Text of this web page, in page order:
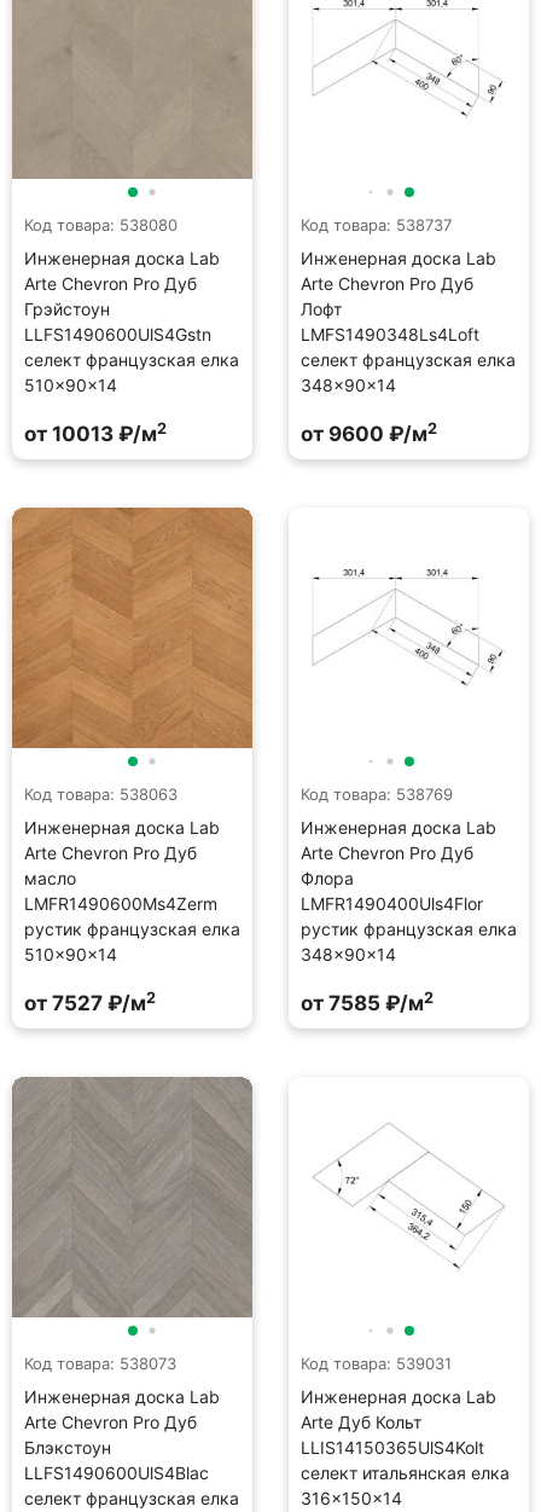
Код товара: 538080
Инженерная доска Lab
Arte Chevron Pro Дуб
Грэйстоун
LLFS1490600UlS4Gstn
селект французская елка
510×90×14
от 10013 ₽/м2
Код товара: 538737
Инженерная доска Lab
Arte Chevron Pro Дуб
Лофт
LMFS1490348Ls4Loft
селект французская елка
348×90×14
от 9600 ₽/м2
Код товара: 538063
Инженерная доска Lab
Arte Chevron Pro Дуб
масло
LMFR1490600Ms4Zerm
рустик французская елка
510×90×14
от 7527 ₽/м2
Код товара: 538769
Инженерная доска Lab
Arte Chevron Pro Дуб
Флора
LMFR1490400Uls4Flor
рустик французская елка
348×90×14
от 7585 ₽/м2
Код товара: 538073
Инженерная доска Lab
Arte Chevron Pro Дуб
Блэкстоун
LLFS1490600UlS4Blac
селект французская елка
Код товара: 539031
Инженерная доска Lab
Arte Дуб Кольт
LLIS14150365UlS4Kolt
селект итальянская елка
316×150×14